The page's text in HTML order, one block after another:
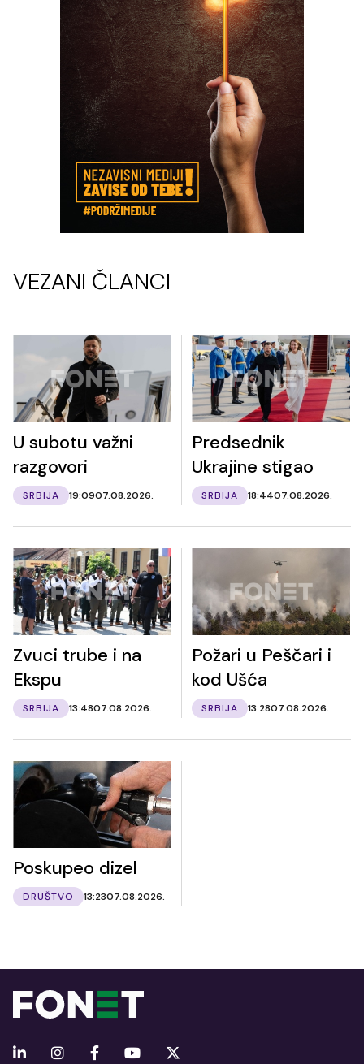
VEZANI ČLANCI
U subotu važni
razgovori
SRBIJA 19:0907.08.2026.
Predsednik
Ukrajine stigao
SRBIJA 18:4407.08.2026.
Zvuci trube i na
Ekspu
SRBIJA 13:4807.08.2026.
Požari u Peščari i
kod Ušća
SRBIJA 13:2807.08.2026.
Poskupeo dizel
DRUŠTVO 13:2307.08.2026.